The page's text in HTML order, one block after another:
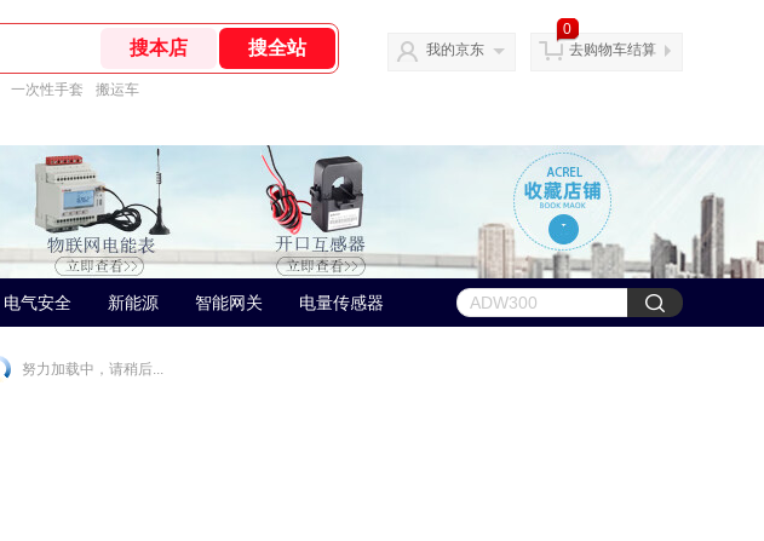
一次性手套 搬运车
我的京东
0
去购物车结算
电气安全 新能源 智能网关 电量传感器
努力加载中，请稍后...